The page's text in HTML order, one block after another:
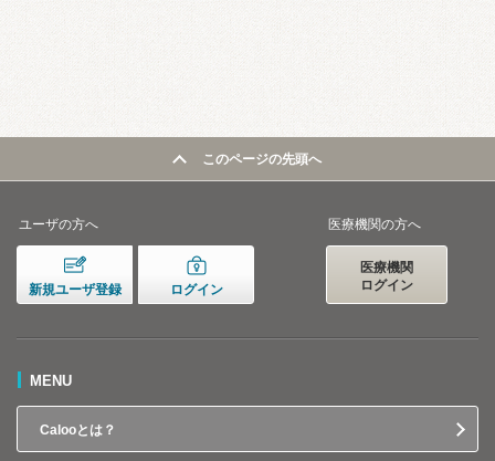
このページの先頭へ
ユーザの方へ
新規ユーザ登録 ログイン
医療機関の方へ
医療機関
ログイン
MENU
Calooとは？